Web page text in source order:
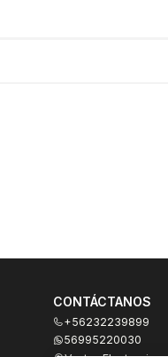
CONTÁCTANOS
+56232239899
56995220030